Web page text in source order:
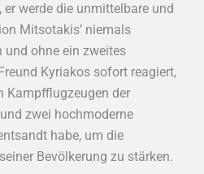
werde die unmittelbare und
Mitsotakis’ niemals
und ohne ein zweites
Kyriakos sofort reagiert,
Kampfflugzeugen der
zwei hochmoderne
habe, um die
Bevölkerung zu stärken.